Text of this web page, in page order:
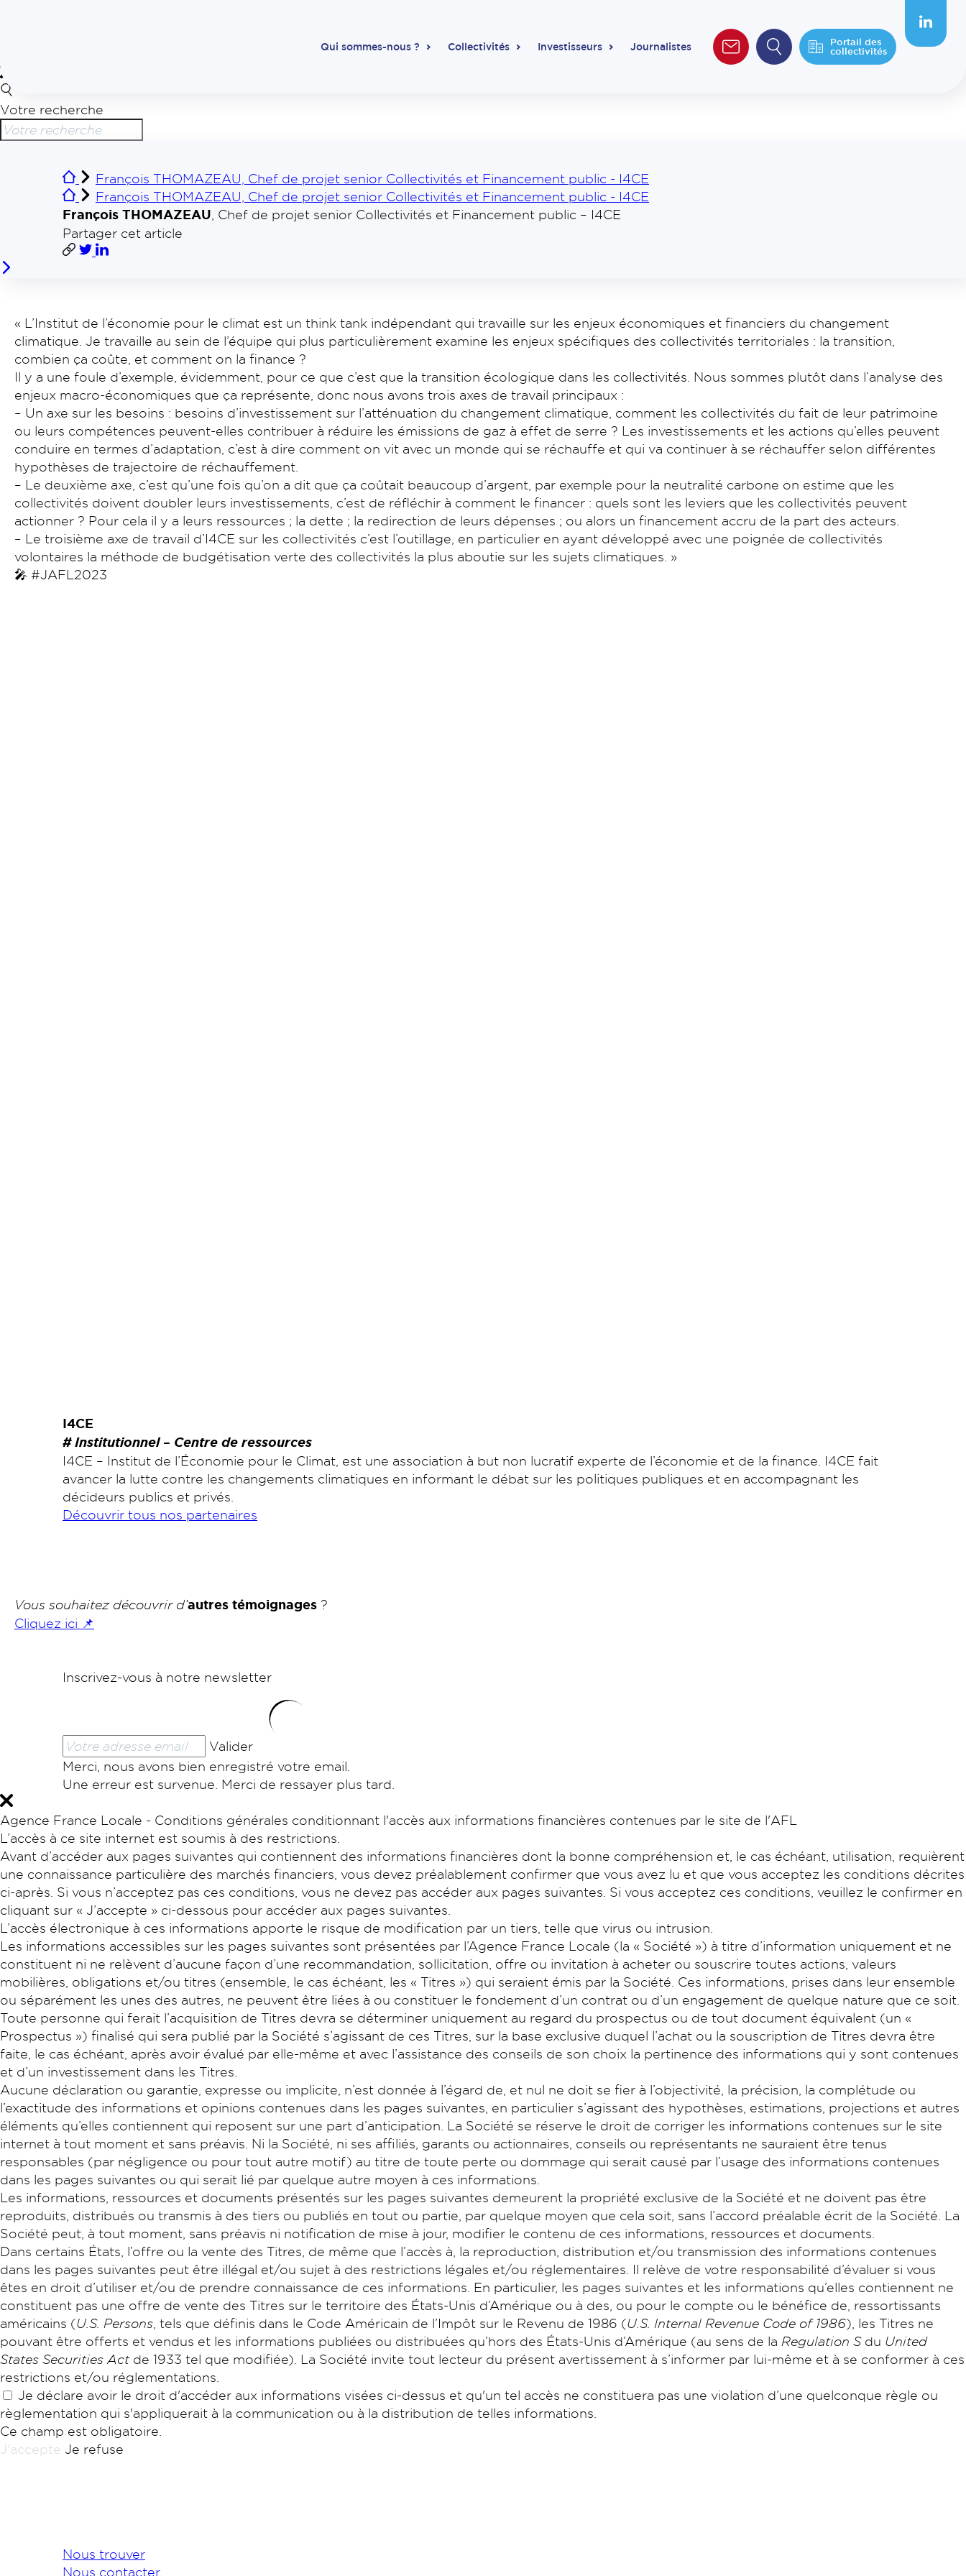
Qui sommes-nous ? Collectivités Investisseurs Journalistes Portail des
collectivités
Votre recherche
François THOMAZEAU, Chef de projet senior Collectivités et Financement public - I4CE
François THOMAZEAU, Chef de projet senior Collectivités et Financement public - I4CE
François THOMAZEAU , Chef de projet senior Collectivités et Financement public – I4CE
Partager cet article
« L’Institut de l’économie pour le climat est un think tank indépendant qui travaille sur les enjeux économiques et financiers du changement
climatique. Je travaille au sein de l’équipe qui plus particulièrement examine les enjeux spécifiques des collectivités territoriales : la transition,
combien ça coûte, et comment on la finance ?
Il y a une foule d’exemple, évidemment, pour ce que c’est que la transition écologique dans les collectivités. Nous sommes plutôt dans l’analyse des
enjeux macro-économiques que ça représente, donc nous avons trois axes de travail principaux :
– Un axe sur les besoins : besoins d’investissement sur l’atténuation du changement climatique, comment les collectivités du fait de leur patrimoine
ou leurs compétences peuvent-elles contribuer à réduire les émissions de gaz à effet de serre ? Les investissements et les actions qu’elles peuvent
conduire en termes d’adaptation, c’est à dire comment on vit avec un monde qui se réchauffe et qui va continuer à se réchauffer selon différentes
hypothèses de trajectoire de réchauffement.
– Le deuxième axe, c’est qu’une fois qu’on a dit que ça coûtait beaucoup d’argent, par exemple pour la neutralité carbone on estime que les
collectivités doivent doubler leurs investissements, c’est de réfléchir à comment le financer : quels sont les leviers que les collectivités peuvent
actionner ? Pour cela il y a leurs ressources ; la dette ; la redirection de leurs dépenses ; ou alors un financement accru de la part des acteurs.
– Le troisième axe de travail d’I4CE sur les collectivités c’est l’outillage, en particulier en ayant développé avec une poignée de collectivités
volontaires la méthode de budgétisation verte des collectivités la plus aboutie sur les sujets climatiques. »
🎤 #JAFL2023
I4CE
# Institutionnel – Centre de ressources
I4CE – Institut de l’Économie pour le Climat, est une association à but non lucratif experte de l’économie et de la finance. I4CE fait
avancer la lutte contre les changements climatiques en informant le débat sur les politiques publiques et en accompagnant les
décideurs publics et privés.
Découvrir tous nos partenaires
Vous souhaitez découvrir d’autres témoignages ?
Cliquez ici 📌
Inscrivez-vous à notre newsletter
Valider
Merci, nous avons bien enregistré votre email.
Une erreur est survenue. Merci de ressayer plus tard.
Agence France Locale - Conditions générales conditionnant l'accès aux informations financières contenues par le site de l'AFL
L’accès à ce site internet est soumis à des restrictions.
Avant d’accéder aux pages suivantes qui contiennent des informations financières dont la bonne compréhension et, le cas échéant, utilisation, requièrent
une connaissance particulière des marchés financiers, vous devez préalablement confirmer que vous avez lu et que vous acceptez les conditions décrites
ci-après. Si vous n’acceptez pas ces conditions, vous ne devez pas accéder aux pages suivantes. Si vous acceptez ces conditions, veuillez le confirmer en
cliquant sur « J’accepte » ci-dessous pour accéder aux pages suivantes.
L’accès électronique à ces informations apporte le risque de modification par un tiers, telle que virus ou intrusion.
Les informations accessibles sur les pages suivantes sont présentées par l’Agence France Locale (la « Société ») à titre d’information uniquement et ne
constituent ni ne relèvent d’aucune façon d’une recommandation, sollicitation, offre ou invitation à acheter ou souscrire toutes actions, valeurs
mobilières, obligations et/ou titres (ensemble, le cas échéant, les « Titres ») qui seraient émis par la Société. Ces informations, prises dans leur ensemble
ou séparément les unes des autres, ne peuvent être liées à ou constituer le fondement d’un contrat ou d’un engagement de quelque nature que ce soit.
Toute personne qui ferait l’acquisition de Titres devra se déterminer uniquement au regard du prospectus ou de tout document équivalent (un «
Prospectus ») finalisé qui sera publié par la Société s’agissant de ces Titres, sur la base exclusive duquel l’achat ou la souscription de Titres devra être
faite, le cas échéant, après avoir évalué par elle-même et avec l’assistance des conseils de son choix la pertinence des informations qui y sont contenues
et d’un investissement dans les Titres.
Aucune déclaration ou garantie, expresse ou implicite, n’est donnée à l’égard de, et nul ne doit se fier à l’objectivité, la précision, la complétude ou
l’exactitude des informations et opinions contenues dans les pages suivantes, en particulier s’agissant des hypothèses, estimations, projections et autres
éléments qu’elles contiennent qui reposent sur une part d’anticipation. La Société se réserve le droit de corriger les informations contenues sur le site
internet à tout moment et sans préavis. Ni la Société, ni ses affiliés, garants ou actionnaires, conseils ou représentants ne sauraient être tenus
responsables (par négligence ou pour tout autre motif) au titre de toute perte ou dommage qui serait causé par l’usage des informations contenues
dans les pages suivantes ou qui serait lié par quelque autre moyen à ces informations.
Les informations, ressources et documents présentés sur les pages suivantes demeurent la propriété exclusive de la Société et ne doivent pas être
reproduits, distribués ou transmis à des tiers ou publiés en tout ou partie, par quelque moyen que cela soit, sans l’accord préalable écrit de la Société. La
Société peut, à tout moment, sans préavis ni notification de mise à jour, modifier le contenu de ces informations, ressources et documents.
Dans certains États, l’offre ou la vente des Titres, de même que l’accès à, la reproduction, distribution et/ou transmission des informations contenues
dans les pages suivantes peut être illégal et/ou sujet à des restrictions légales et/ou réglementaires. Il relève de votre responsabilité d’évaluer si vous
êtes en droit d’utiliser et/ou de prendre connaissance de ces informations. En particulier, les pages suivantes et les informations qu’elles contiennent ne
constituent pas une offre de vente des Titres sur le territoire des États-Unis d’Amérique ou à des, ou pour le compte ou le bénéfice de, ressortissants
américains (U.S. Persons , tels que définis dans le Code Américain de l’Impôt sur le Revenu de 1986 (U.S. Internal Revenue Code of 1986), les Titres ne
pouvant être offerts et vendus et les informations publiées ou distribuées qu’hors des États-Unis d’Amérique (au sens de la Regulation Sdu United
States Securities Actde 1933 tel que modifiée). La Société invite tout lecteur du présent avertissement à s’informer par lui-même et à se conformer à ces
restrictions et/ou réglementations.
Je déclare avoir le droit d'accéder aux informations visées ci-dessus et qu'un tel accès ne constituera pas une violation d’une quelconque règle ou
règlementation qui s'appliquerait à la communication ou à la distribution de telles informations.
Ce champ est obligatoire.
J'accepte Je refuse
Nous trouver
Nous contacter